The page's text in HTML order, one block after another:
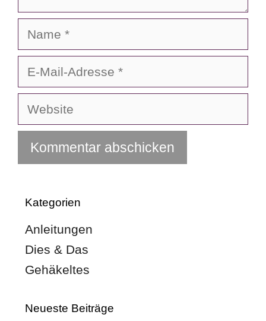
Adresse
Website
Kategorien
Anleitungen
Dies & Das
Gehäkeltes
Neueste Beiträge